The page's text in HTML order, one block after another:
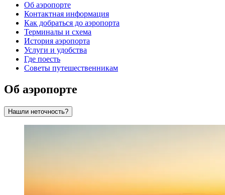
Об аэропорте
Контактная информация
Как добраться до аэропорта
Терминалы и схема
История аэропорта
Услуги и удобства
Где поесть
Советы путешественникам
Об аэропорте
Нашли неточность?